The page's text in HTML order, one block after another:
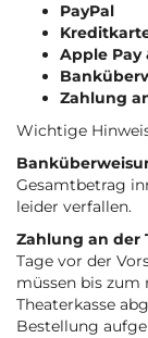
PayPal
Apple Pay
Zahlung
Wichtige
Gesamtbetrag
leider verfallen.
Zahlung an der
Tage vor der
müssen bis zum
Theaterkasse
Bestellung